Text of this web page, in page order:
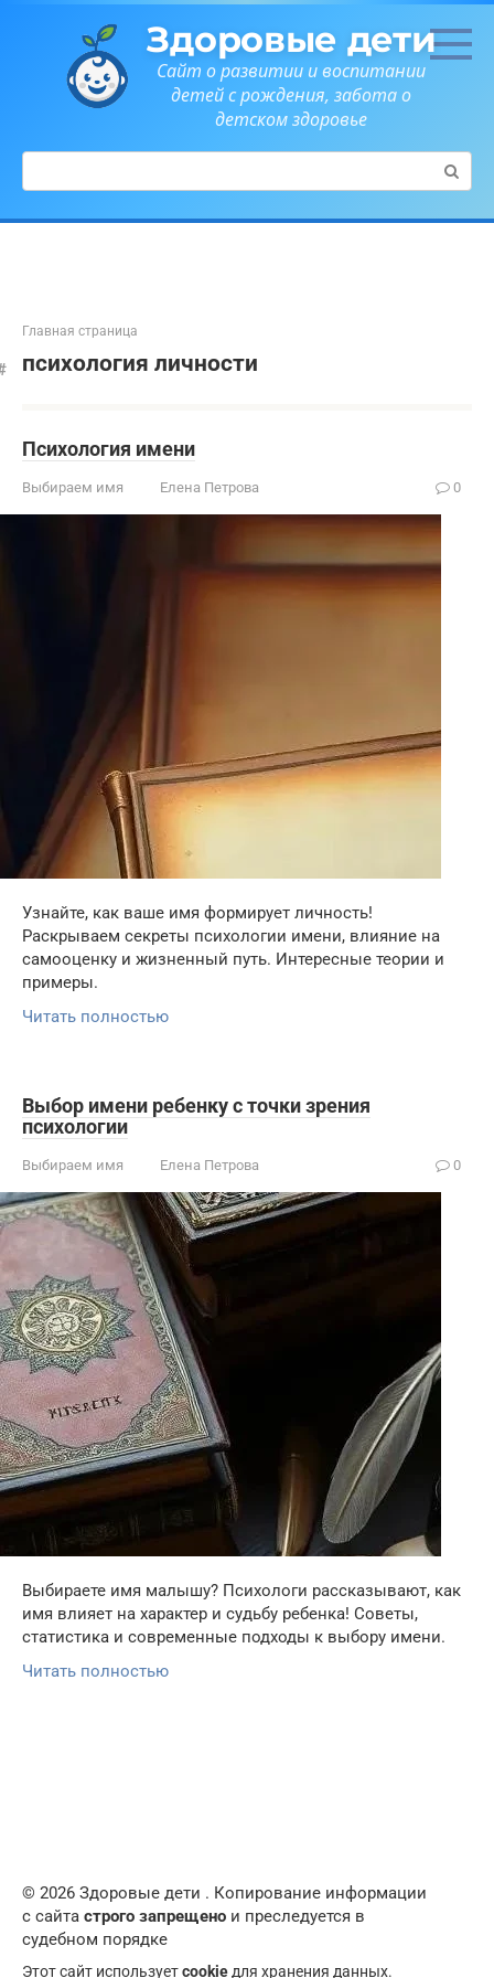
Здоровые дети
Сайт о развитии и воспитании
детей с рождения, забота о
детском здоровье
Поиск:
Главная страница
психология личности
Психология имени
Выбираем имя Елена Петрова 0
Узнайте, как ваше имя формирует личность!
Раскрываем секреты психологии имени, влияние на
самооценку и жизненный путь. Интересные теории и
примеры.
Читать полностью
Выбор имени ребенку с точки зрения
психологии
Выбираем имя Елена Петрова 0
Выбираете имя малышу? Психологи рассказывают, как
имя влияет на характер и судьбу ребенка! Советы,
статистика и современные подходы к выбору имени.
Читать полностью
© 2026 Здоровые дети . Копирование информации
с сайта строго запрещено и преследуется в
судебном порядке
Этот сайт используетcookie для хранения данных.